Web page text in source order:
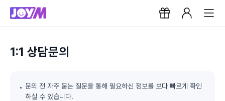
1:1 상담문의
문의 전 자주 묻는 질문을 통해 필요하신 정보를 보다 빠르게 확인
하실 수 있습니다.